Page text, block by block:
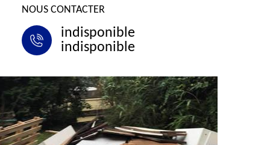
NOUS CONTACTER
indisponible
indisponible